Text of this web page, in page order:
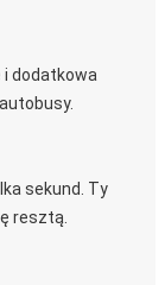
i dodatkowa
sekund. Ty
resztą.